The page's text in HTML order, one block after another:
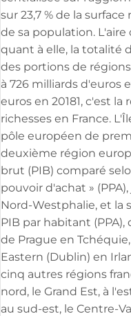
sur 23,7 % de la
de sa population.
quant à elle, la totalité
des portions de
à 726 milliards d'euros
euros en 20181, c'est
richesses en France.
pôle européen de
deuxième région
brut (PIB) comparé
pouvoir d'achat »
Nord-Westphalie, et la
PIB par habitant
de Prague en
Eastern (Dublin) en
cinq autres régions
nord, le Grand Est, à
au sud-est, le Centre-